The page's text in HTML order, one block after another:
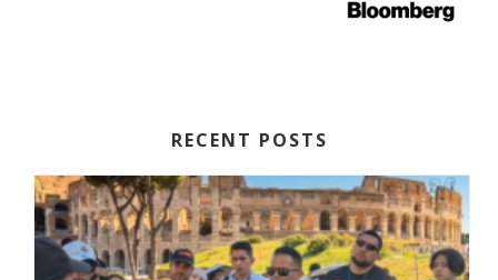
RECENT POSTS